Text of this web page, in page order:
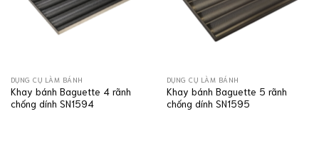
DỤNG CỤ LÀM BÁNH
Khay bánh Baguette 4 rãnh
chống dính SN1594
DỤNG CỤ LÀM BÁNH
Khay bánh Baguette 5 rãnh
chống dính SN1595